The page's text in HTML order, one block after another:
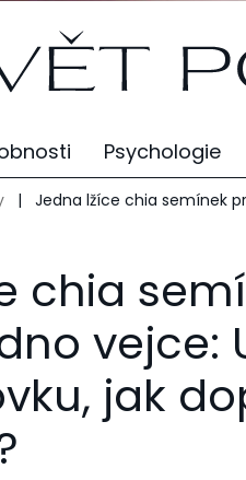
Psychologie
|
Jedna lžíce chia semínek
chia
vejce:
jak